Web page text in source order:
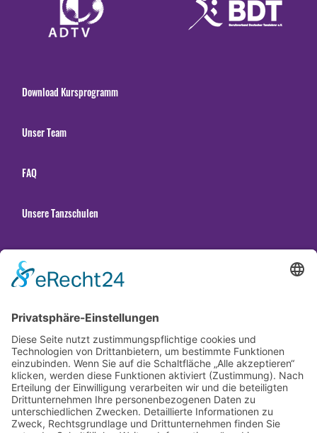
Download Kursprogramm
Unser Team
FAQ
Unsere Tanzschulen
Gender Hinweis
Newsletter abonnieren
Datenschutzerklärung